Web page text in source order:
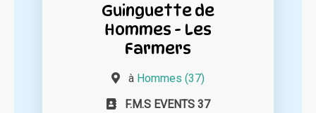
Guinguette de
Hommes - Les
Farmers
à Hommes (37)
F.M.S EVENTS 37